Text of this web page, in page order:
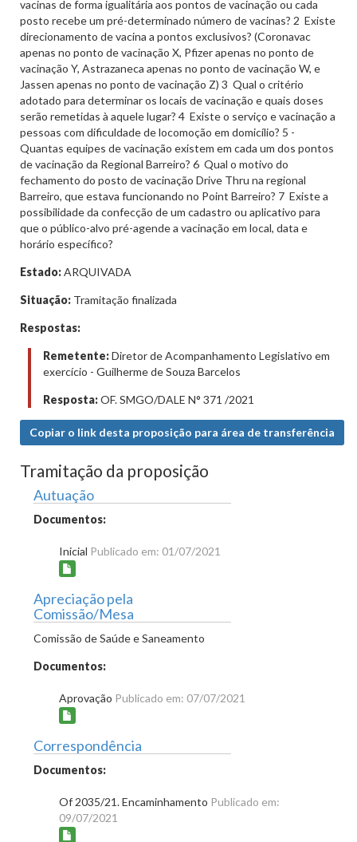
vacinas de forma igualitária aos pontos de vacinação ou cada
posto recebe um pré-determinado número de vacinas? 2  Existe
direcionamento de vacina a pontos exclusivos? (Coronavac
apenas no ponto de vacinação X, Pfizer apenas no ponto de
vacinação Y, Astrazaneca apenas no ponto de vacinação W, e
Jassen apenas no ponto de vacinação Z) 3  Qual o critério
adotado para determinar os locais de vacinação e quais doses
serão remetidas à aquele lugar? 4  Existe o serviço e vacinação a
pessoas com dificuldade de locomoção em domicílio? 5 -
Quantas equipes de vacinação existem em cada um dos pontos
de vacinação da Regional Barreiro? 6  Qual o motivo do
fechamento do posto de vacinação Drive Thru na regional
Barreiro, que estava funcionando no Point Barreiro? 7  Existe a
possibilidade da confecção de um cadastro ou aplicativo para
que o público-alvo pré-agende a vacinação em local, data e
horário específico?
Estado:ARQUIVADA
Situação: Tramitação finalizada
Respostas:
Remetente:Diretor de Acompanhamento Legislativo em
exercício - Guilherme de Souza Barcelos
Resposta:OF. SMGO/DALE N° 371 /2021
Copiar o link desta proposição para área de transferência
Tramitação da proposição
Autuação
Documentos:
Inicial Publicado em: 01/07/2021
Apreciação pela
Comissão/Mesa
Comissão de Saúde e Saneamento
Documentos:
Aprovação Publicado em: 07/07/2021
Correspondência
Documentos:
Of 2035/21. Encaminhamento Publicado em:
09/07/2021